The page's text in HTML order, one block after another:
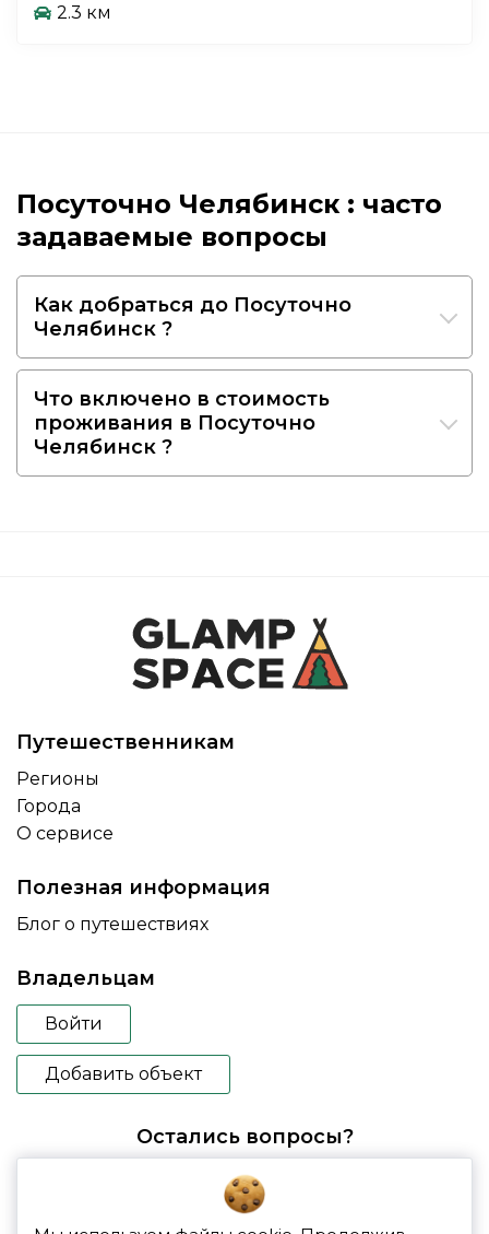
2.3 км
Посуточно Челябинск : часто
задаваемые вопросы
Как добраться до Посуточно
Челябинск ?
Что включено в стоимость
проживания в Посуточно
Челябинск ?
Путешественникам
Регионы
Города
О сервисе
Полезная информация
Блог о путешествиях
Владельцам
Войти
Добавить объект
Остались вопросы?
booking@glampspace.ru